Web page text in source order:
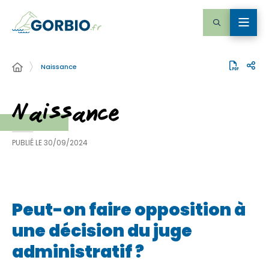
Naissance
Naissance
PUBLIÉ LE30/09/2024
Peut-on faire opposition à
une décision du juge
administratif ?